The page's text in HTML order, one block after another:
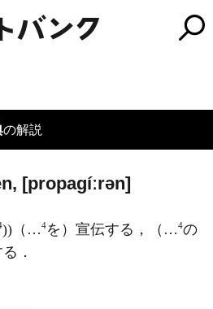
の解説
[propaɡíːrən]
))（…4を）宣伝する，（…4の
．